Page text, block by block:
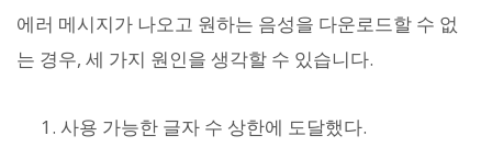
에러 메시지가 나오고 원하는 음성을 다운로드할 수 없
는 경우, 세 가지 원인을 생각할 수 있습니다.
사용 가능한 글자 수 상한에 도달했다.